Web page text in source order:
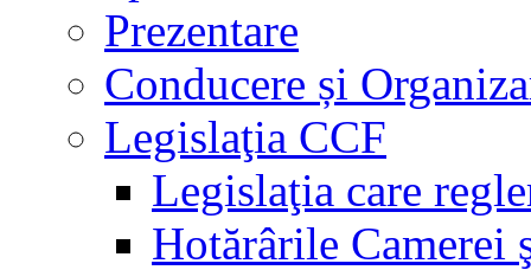
Prezentare
Conducere și
Legislaţia CCF
Legislaţia care
Hotărârile